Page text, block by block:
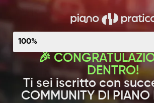
Richiesta
100%
🎉
DENTRO!
Ti sei iscritto con
COMMUNITY DI PIANO